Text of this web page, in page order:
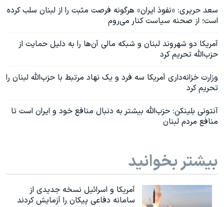
سعد حریری: «نفوذ ایران» هرگونه فرصت مثبت را از لبنان سلب کرده
است؛ از صحنه سیاست کنار می‌روم
آمریکا دو شهروند لبنان و شبکه مالی‌ آن‌ها را به دلیل حمایت از
حزب‌الله تحریم کرد
وزارت خزانه‌داری آمریکا سه فرد و یک نهاد مرتبط با حزب‌الله لبنان را
تحریم کرد
آنتونی بلینکن: حزب‌الله بیشتر به دنبال منافع خود و ایران است تا
منافع مردم لبنان
بیشتر بخوانید
آمریکا و اسرائیل نسخه جدیدی از
سامانه دفاعی پیکان را آزمایش کردند